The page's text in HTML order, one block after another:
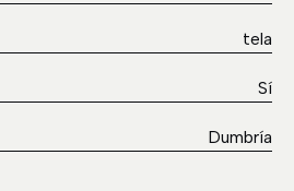
tela
Sí
Dumbría